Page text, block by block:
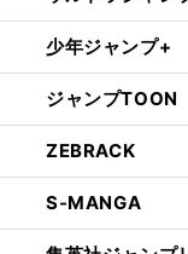
少年ジャンプ+
ジャンプTOON
ZEBRACK
S-MANGA